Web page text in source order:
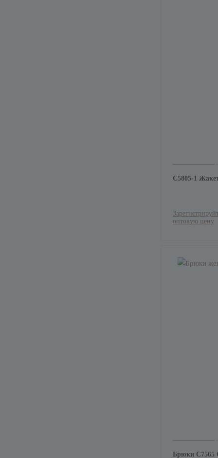
С5805-1
оптовую цену
Брюки